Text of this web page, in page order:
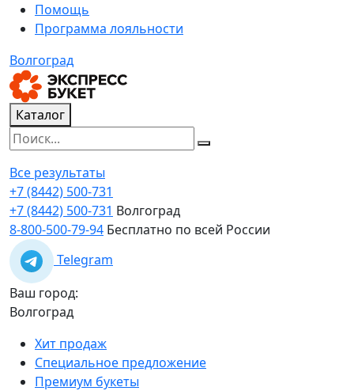
Помощь
Программа лояльности
Волгоград
Каталог
Все результаты
+7 (8442) 500-731
+7 (8442) 500-731 Волгоград
8-800-500-79-94 Бесплатно по всей России
Telegram
Ваш город:
Волгоград
Хит продаж
Специальное предложение
Премиум букеты